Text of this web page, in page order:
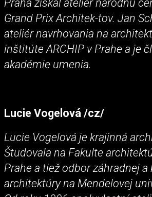
Praha získal ateliér národnú
Grand Prix Architek-tov. Jan
ateliér navrhovania na
inštitúte ARCHIP v Prahe a je
akadémie umenia.
Lucie Vogelová /cz/
Lucie Vogelová je krajinná
Študovala na Fakulte
Prahe a tiež odbor záhradnej a
architektúry na Mendelovej